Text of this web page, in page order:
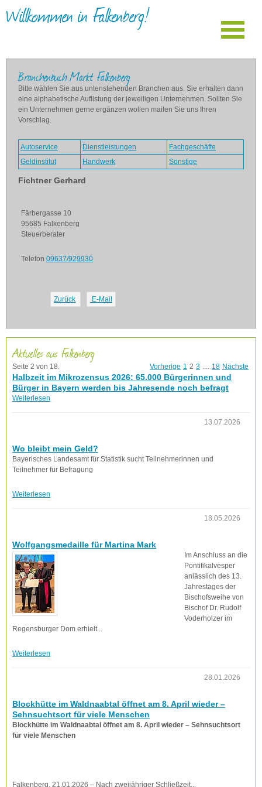
Willkommen in Falkenberg!
Branchenbuch Markt Falkenberg
Bitte wählen Sie aus untenstehenden Branchen aus. Sie erhalten dann
eine alphabetische Auflistung der jeweiligen Unternehmen. Sollten Sie
ein Unternehmen gerne ergänzen wollen mailen Sie uns Ihren
Vorschlag.
Autoservice Dienstleistungen
Fachgeschäfte
Geldinstitut
Handwerk Sonstige
Fichtner Gerhard
Färbergasse 10
95685 Falkenberg
Steuerberater
Telefon 09637/929930
Zurück E-Mail
Aktuelles aus Falkenberg
Seite 2 von 18. Vorherige 1 2 3 .... 18 Nächste
Halbzeit im Mikrozensus 2026: 65.000 Bürgerinnen und
Bürger in Bayern werden bis Jahresende noch befragt
Weiterlesen
13.07.2026
Wo bleibt mein Geld?
Bayerisches Landesamt für Statistik sucht Teilnehmerinnen und
Teilnehmer für Befragung
Weiterlesen
18.05.2026
Wolfgangsmedaille für Martina Mark
Im Anschluss an die
Pontifikalvesper
anlässlich des 13.
Jahrestages der
Bischofsweihe von
Bischof Dr. Rudolf
Voderholzer im
Regensburger Dom erhielt...
Weiterlesen
28.01.2026
Blockhütte im Waldnaabtal öffnet am 8. April wieder –
Sehnsuchtsort für viele Menschen
Blockhütte im Waldnaabtal öffnet am 8. April wieder – Sehnsuchtsort
für viele Menschen
Falkenberg, 21.01.2026 – Nach zweijähriger Schließzeit...